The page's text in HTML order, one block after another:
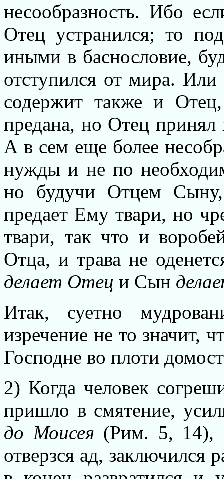
несообразность. Ибо
Отец устранился; то
иными в баснословие,
отступился от мира.
содержит также и
предана, но Отец
А в сем еще более
нужды и не по
но будучи Отцем
предает Ему твари, но
твари, так что и
Отца, и трава не
делает Отец и Сын
Итак, суетно
изречение не то значит,
Господне во плоти
2) Когда человек
пришло в смятение,
до Моисея (Рим. 5, 14),
отверзся ад, заключился